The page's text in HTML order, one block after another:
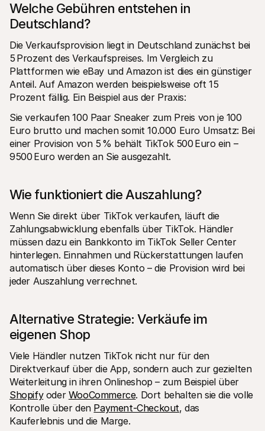
Welche Gebühren entstehen in
Deutschland?
Die Verkaufsprovision liegt in Deutschland zunächst bei
5 Prozent des Verkaufspreises. Im Vergleich zu
Plattformen wie eBay und Amazon ist dies ein günstiger
Anteil. Auf Amazon werden beispielsweise oft 15
Prozent fällig. Ein Beispiel aus der Praxis:
Sie verkaufen 100 Paar Sneaker zum Preis von je 100
Euro brutto und machen somit 10.000 Euro Umsatz: Bei
einer Provision von 5 % behält TikTok 500 Euro ein –
9500 Euro werden an Sie ausgezahlt.
Wie funktioniert die Auszahlung?
Wenn Sie direkt über TikTok verkaufen, läuft die
Zahlungsabwicklung ebenfalls über TikTok. Händler
müssen dazu ein Bankkonto im TikTok Seller Center
hinterlegen. Einnahmen und Rückerstattungen laufen
automatisch über dieses Konto – die Provision wird bei
jeder Auszahlung verrechnet.
Alternative Strategie: Verkäufe im
eigenen Shop
Viele Händler nutzen TikTok nicht nur für den
Direktverkauf über die App, sondern auch zur gezielten
Weiterleitung in ihren Onlineshop – zum Beispiel über
Shopify oder WooCommerce. Dort behalten sie die volle
Kontrolle über den Payment-Checkout, das
Kauferlebnis und die Marge.